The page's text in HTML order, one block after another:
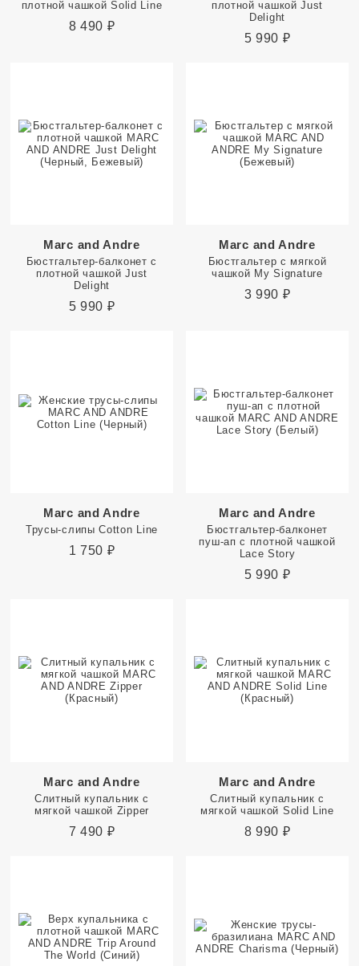
плотной чашкой Solid Line
8 490 ₽
плотной чашкой Just
Delight
5 990 ₽
Marc and Andre
Бюстгальтер-балконет с
плотной чашкой Just
Delight
5 990 ₽
Marc and Andre
Бюстгальтер с мягкой
чашкой My Signature
3 990 ₽
Marc and Andre
Трусы-слипы Cotton Line
1 750 ₽
Marc and Andre
Бюстгальтер-балконет
пуш-ап с плотной чашкой
Lace Story
5 990 ₽
Marc and Andre
Слитный купальник с
мягкой чашкой Zipper
7 490 ₽
Marc and Andre
Слитный купальник с
мягкой чашкой Solid Line
8 990 ₽